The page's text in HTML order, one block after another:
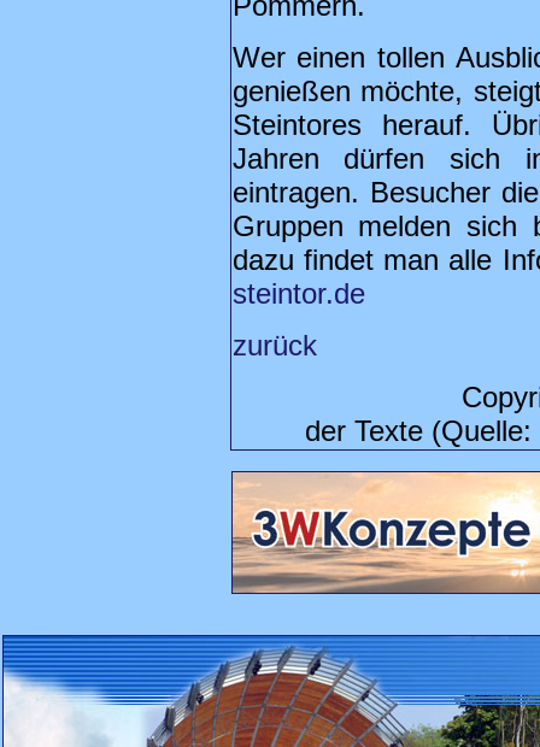
Wer einen tollen
genießen möchte,
Steintores herauf.
Jahren dürfen sich
eintragen. Besucher
Gruppen melden sich
dazu findet man alle
steintor.de
zurück
der Texte (Quelle: